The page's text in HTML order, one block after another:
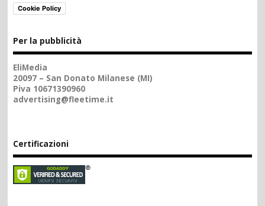
Cookie Policy
Per la pubblicità
EliMedia
20097 – San Donato Milanese (MI)
Piva 10671390960
advertising@fleetime.it
Certificazioni